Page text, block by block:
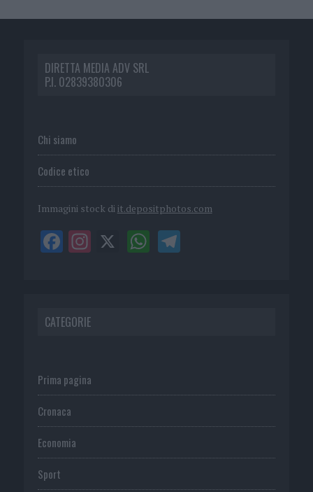
DIRETTA MEDIA ADV SRL
P.I. 02839380306
Chi siamo
Codice etico
Immagini stock di it.depositphotos.com
CATEGORIE
Prima pagina
Cronaca
Economia
Sport